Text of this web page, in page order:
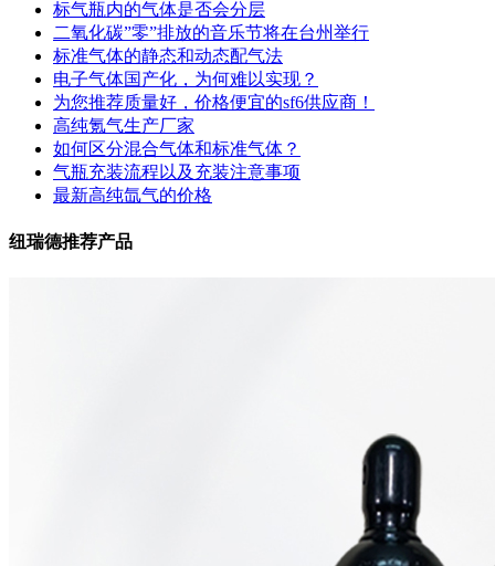
标气瓶内的气体是否会分层
二氧化碳”零”排放的音乐节将在台州举行
标准气体的静态和动态配气法
电子气体国产化，为何难以实现？
为您推荐质量好，价格便宜的sf6供应商！
高纯氪气生产厂家
如何区分混合气体和标准气体？
气瓶充装流程以及充装注意事项
最新高纯氙气的价格
纽瑞德推荐产品